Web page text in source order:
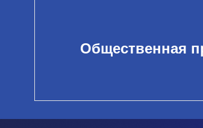
Общественная